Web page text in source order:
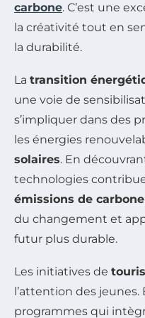
carbone. C’est une
la créativité tout en
la durabilité.
La transition
une voie de
s’impliquer dans des
les énergies
solaires. En
technologies
émissions de carbone
du changement et
futur plus durable.
Les initiatives de
l’attention des
programmes qui